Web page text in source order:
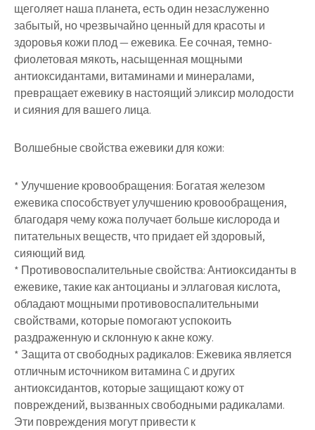
щеголяет наша планета, есть один незаслуженно
забытый, но чрезвычайно ценный для красоты и
здоровья кожи плод — ежевика. Ее сочная, темно-
фиолетовая мякоть, насыщенная мощными
антиоксидантами, витаминами и минералами,
превращает ежевику в настоящий эликсир молодости
и сияния для вашего лица.
Волшебные свойства ежевики для кожи:
* Улучшение кровообращения: Богатая железом
ежевика способствует улучшению кровообращения,
благодаря чему кожа получает больше кислорода и
питательных веществ, что придает ей здоровый,
сияющий вид.
* Противовоспалительные свойства: Антиоксиданты в
ежевике, такие как антоцианы и эллаговая кислота,
обладают мощными противовоспалительными
свойствами, которые помогают успокоить
раздраженную и склонную к акне кожу.
* Защита от свободных радикалов: Ежевика является
отличным источником витамина C и других
антиоксидантов, которые защищают кожу от
повреждений, вызванных свободными радикалами.
Эти повреждения могут привести к